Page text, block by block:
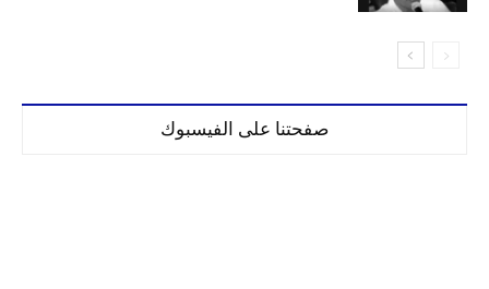
صفحتنا على الفيسبوك